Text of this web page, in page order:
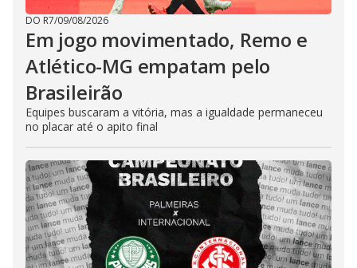
DO R7/09/08/2026
Em jogo movimentado, Remo e
Atlético-MG empatam pelo
Brasileirão
Equipes buscaram a vitória, mas a igualdade permaneceu
no placar até o apito final